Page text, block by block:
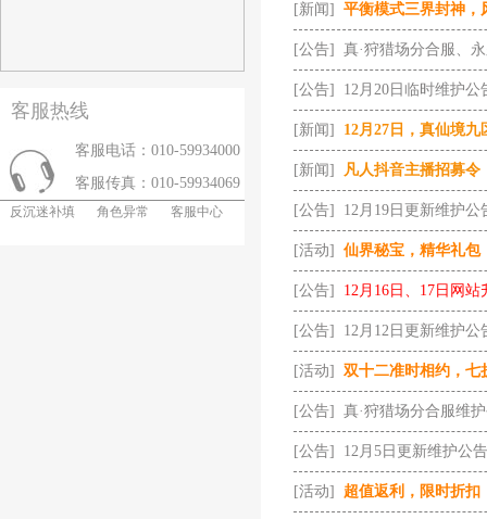
客服热线
客服电话：010-59934000
客服传真：010-59934069
反沉迷补填 角色异常 客服中心
[新闻] 平衡模式三界封神，
[公告] 真·狩猎场分合服、
[公告] 12月20日临时维护公
[新闻] 12月27日，真仙境
[新闻] 凡人抖音主播招募令
[公告] 12月19日更新维护公
[活动] 仙界秘宝，精华礼包
[公告] 12月16日、17日网
[公告] 12月12日更新维护公
[活动] 双十二准时相约，七
[公告] 真·狩猎场分合服维
[公告] 12月5日更新维护公告
[活动] 超值返利，限时折扣